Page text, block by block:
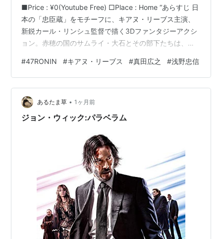
■Price : ¥0(Youtube Free) □Place : Home “あらすじ 日
本の「忠臣蔵」をモチーフに、キアヌ・リーブス主演、
新鋭カール・リンシュ監督で描く3Dファンタジーアクシ
ョン。赤穂の国のサムライ・大石とその部下たちは、吉
ムライとしての身分を奪われる。素性不明のはぐれ者の
カイは、主君の仇打ちと吉良に狙われる姫のミカを守ろ
うと立ちあがった大石に力を貸し、圧倒的な吉良軍に対
し、わずか47人で立ち向かう。 感想 外人が日本舞台の映
画を作ると大…
#47RONIN #キアヌ・リーブス #真田広之 #浅野忠信
あるたま草 • 1ヶ月前
ジョン・ウィック:パラベラム